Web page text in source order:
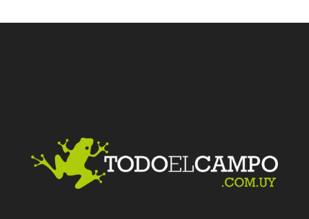
Facebook